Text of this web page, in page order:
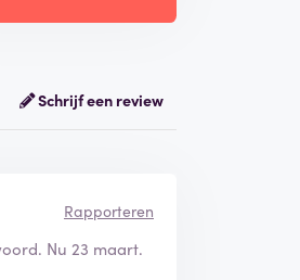
Schrijf een review
Rapporteren
Nu 23 maart.